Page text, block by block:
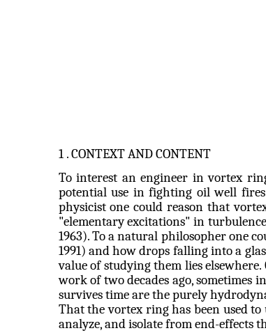
1 .CONTEXT AND CONTENT
To interest an engineer in vortex
potential use in fighting oil well
physicist one could reason that
"elementary excitations" in
1963). To a natural philosopher one
1991) and how drops falling into a
value of studying them lies
work of two decades ago,
survives time are the purely
That the vortex ring has been used
analyze, and isolate from end-effects